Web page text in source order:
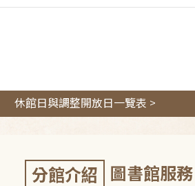
休館日與調整開放日一覽表 >
分館介紹 圖書館服務